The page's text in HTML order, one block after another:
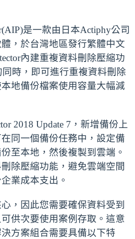
是一款由日本Actiphy公司
，於台灣地區發行繁體中文
內建重複資料刪除壓縮功
時，即可進行重複資料刪除
地備份檔案使用容量大幅減
2018 Update 7，新增備份上
同一個備份任務中，設定備
至本地，然後複製到雲端。
除壓縮功能，避免雲端空間
業成本支出。
，因此您需要確保資料受到
供次要使用案例存取。這意
方案組合需要具備以下特